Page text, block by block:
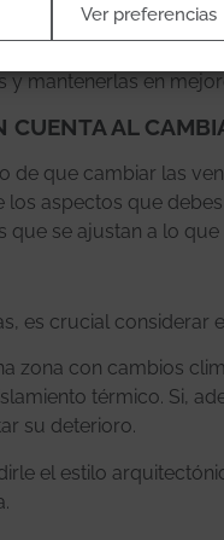
Ver preferencias
pueden dañar tus
con revestimientos
y mantenerlas en
CUENTA AL
de que cambiar las
aspectos que
se ajustan a lo que
es crucial considerar
zona con cambios
térmico. Si,
su deterioro.
el estilo